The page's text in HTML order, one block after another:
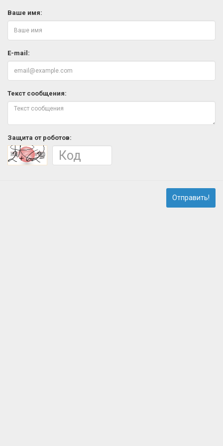
Ваше имя:
E-mail:
Текст сообщения:
Защита от роботов:
Отправить!